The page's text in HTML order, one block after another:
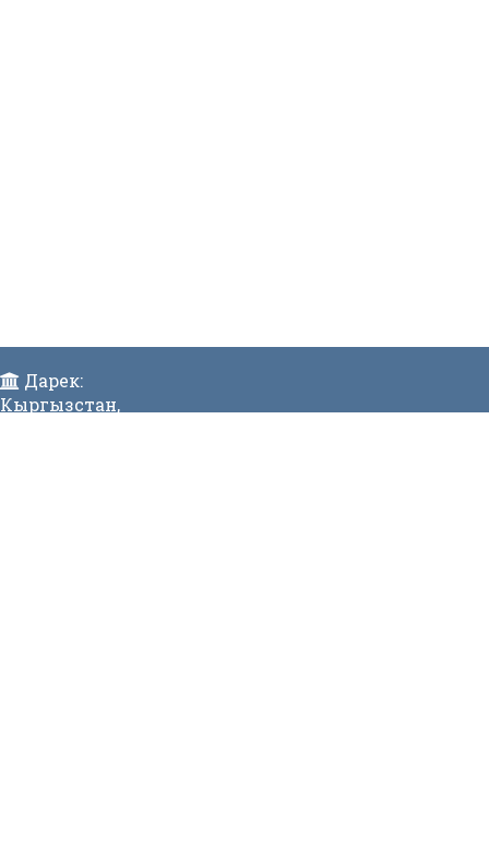
Дарек:
Кыргызстан,